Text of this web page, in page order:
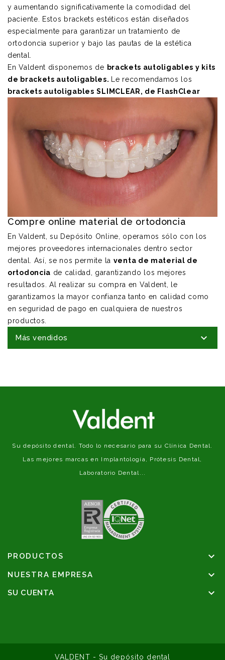
y aumentando significativamente la comodidad del
paciente. Estos brackets estéticos están diseñados
especialmente para garantizar un tratamiento de
ortodoncia superior y bajo las pautas de la estética
dental.
En Valdent disponemos de brackets autoligables y kits
de brackets autoligables. Le recomendamos los
brackets autoligables SLIMCLEAR, de FlashClear
Compre online material de ortodoncia
En Valdent, su Depósito Online, operamos sólo con los
mejores proveedores internacionales dentro sector
dental. Así, se nos permite la venta de material de
ortodoncia de calidad, garantizando los mejores
resultados. Al realizar su compra en Valdent, le
garantizamos la mayor confianza tanto en calidad como
en seguridad de pago en cualquiera de nuestros
productos.
Más vendidos 
Su depósito dental. Todo lo necesario para su Clínica Dental.
Las mejores marcas en Implantología, Prótesis Dental,
Laboratorio Dental...
PRODUCTOS 
NUESTRA EMPRESA 
SU CUENTA 
VALDENT - Su depósito dental